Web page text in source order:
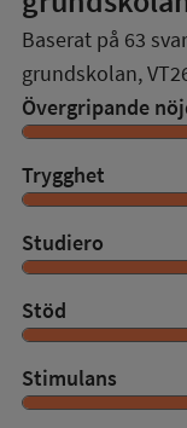
Baserat på 63
grundskolan,
Övergripande
Trygghet
Studiero
Stöd
Stimulans